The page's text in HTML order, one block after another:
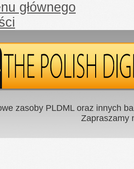
głównego
zasoby PLDML oraz innych
Zapraszamy